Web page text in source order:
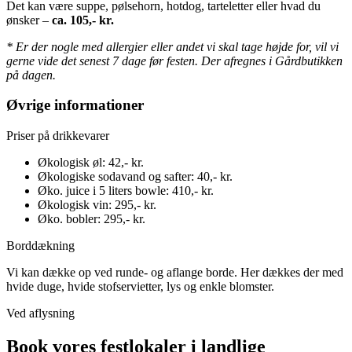
Det kan være suppe, pølsehorn, hotdog, tarteletter eller hvad du
ønsker – ca. 105,- kr.
* Er der nogle med allergier eller andet vi skal tage højde for, vil vi
gerne vide det senest 7 dage før festen. Der afregnes i Gårdbutikken
på dagen.
Øvrige informationer
Priser på drikkevarer
Økologisk øl: 42,- kr.
Økologiske sodavand og safter: 40,- kr.
Øko. juice i 5 liters bowle: 410,- kr.
Økologisk vin: 295,- kr.
Øko. bobler: 295,- kr.
Borddækning
Vi kan dække op ved runde- og aflange borde. Her dækkes der med
hvide duge, hvide stofservietter, lys og enkle blomster.
Ved aflysning
Book vores festlokaler i landlige